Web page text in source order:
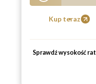
Kup teraz
Sprawdź wysokość rat